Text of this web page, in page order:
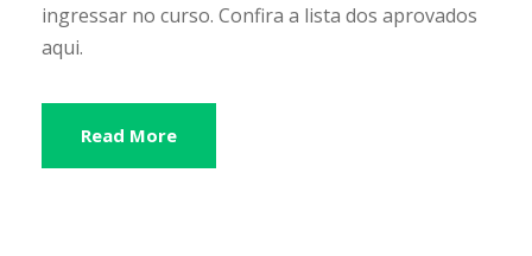
ingressar no curso. Confira a lista dos aprovados
aqui.
Read More